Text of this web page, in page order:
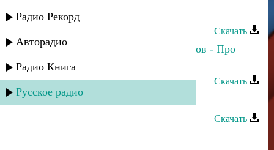
Радио Рекорд
Авторадио
Радио Книга
Русское радио
Аслан Гусейнов - Би вафа
Скачать
Камила Мурсалова и Аслан Идрисов - Про
любовь
Скачать
Аслан Идрисов - Народная
Скачать